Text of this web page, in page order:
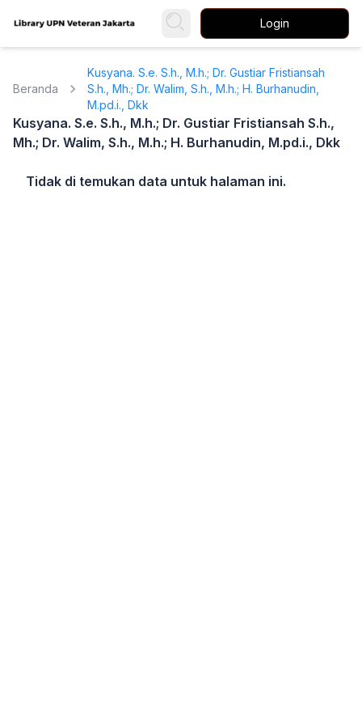
Login
Beranda
Kusyana. S.e. S.h., M.h.; Dr. Gustiar Fristiansah
S.h., Mh.; Dr. Walim, S.h., M.h.; H. Burhanudin,
M.pd.i., Dkk
Kusyana. S.e. S.h., M.h.; Dr. Gustiar Fristiansah S.h.,
Mh.; Dr. Walim, S.h., M.h.; H. Burhanudin, M.pd.i., Dkk
Tidak di temukan data untuk halaman ini.